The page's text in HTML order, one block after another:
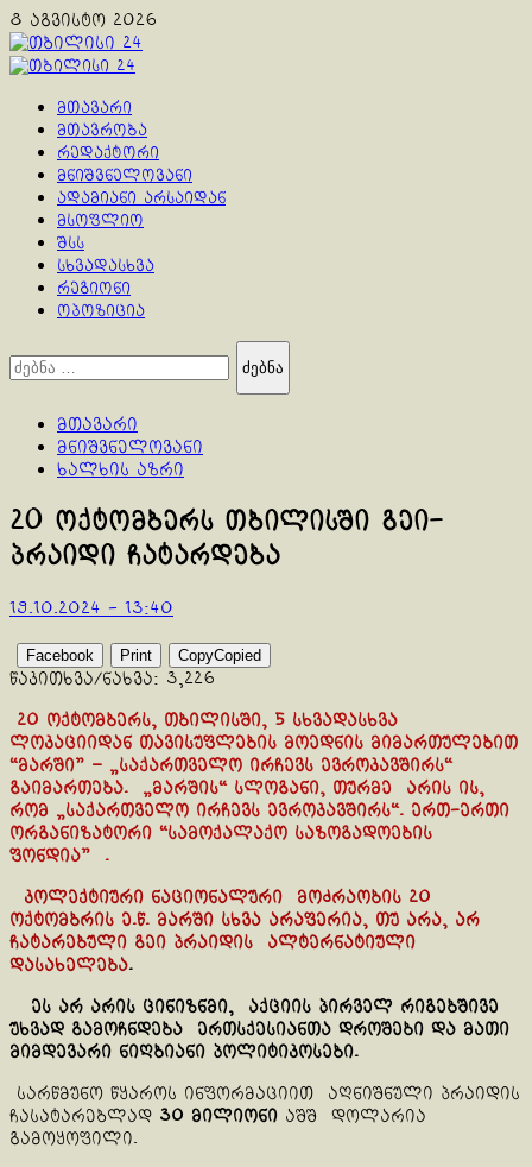
Skip
to
content
8 აგვისტო 2026
Primary
მთავარი
მთავრობა
რედაქტორი
მნიშვნელოვანი
ადამიანი არსაიდან
მსოფლიო
შსს
სხვადასხვა
რეგიონი
ოპოზიცია
ძებნა:
მთავარი
მნიშვნელოვანი
ხალხის აზრი
20 ოქტომბერს თბილისში გეი-
პრაიდი ჩატარდება
19.10.2024 - 13:40
Facebook Print CopyCopied
წაკითხვა/ნახვა: 3,226
20 ოქტომბერს, თბილისში, 5 სხვადასხვა
ლოკაციიდან თავისუფლების მოედნის მიმართულებით
“მარში” – „საქართველო ირჩევს ევროკავშირს“
გაიმართება. „მარშის“ სლოგანი, თურმე არის ის,
რომ „საქართველო ირჩევს ევროკავშირს“. ერთ-ერთი
ორგანიზატორი “სამოქალაქო საზოგადოების
ფონდია” .
კოლექტიური ნაციონალური მოძრაობის 20
ოქტომბრის ე.წ. მარში სხვა არაფერია, თუ არა, არ
ჩატარებული გეი პრაიდის ალტერნატიული
დასახელება.
ეს არ არის ცინიზნმი, აქციის პირველ რიგებშივე
უხვად გამოჩნდება ერთსქესიანთა დროშები და მათი
მიმდევარი ნიღბიანი პოლიტიკოსები.
სარწმუნო წყაროს ინფორმაციით აღნიშნული პრაიდის
ჩასატარებლად 30 მილიონი აშშ დოლარია
გამოყოფილი.